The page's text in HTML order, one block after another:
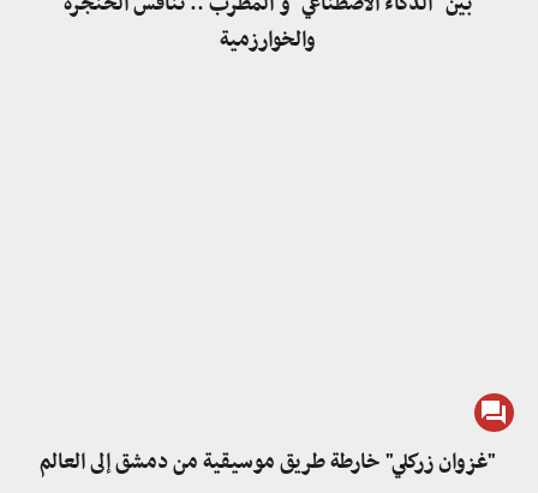
والخوارزمية
"غزوان زركلي" خارطة طريق موسيقية من دمشق إلى العالم